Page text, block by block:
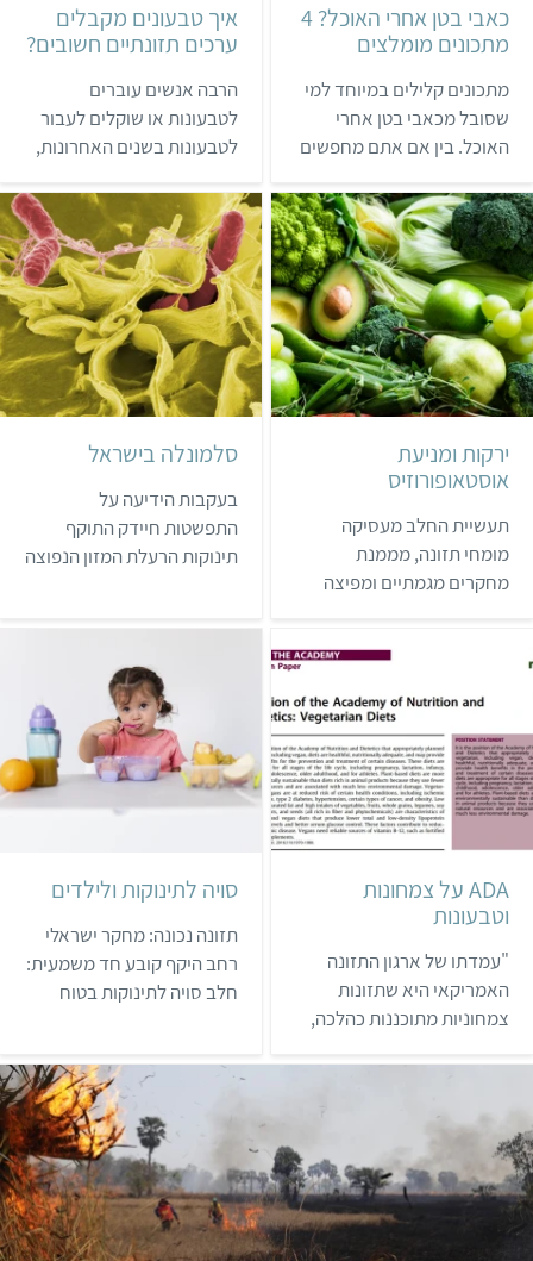
כאלטרנ…
כאבי בטן אחרי האוכל? 4
מתכונים מומלצים
מתכונים קלילים במיוחד למי
שסובל מכאבי בטן אחרי
האוכל. בין אם אתם מחפשים
תוספת מרעננת- תמצאו
אותה כאן
איך טבעונים מקבלים
ערכים תזונתיים חשובים?
הרבה אנשים עוברים
לטבעונות או שוקלים לעבור
לטבעונות בשנים האחרונות,
זה הדבר הכי נכון לבעלי
החיים, כדור הארץ ובני
האדם. אך יש כאלה שעדיין
מהססים, מחשש להפסיד
ערכים תזונתיים חשובים.
אנחנו מקווים שאחרי
שתקראו את הכתבה הזאת,
כבר תדעו שאפשר להשיג את
בתזונה טבעו…
ירקות ומניעת
אוסטאופורוזיס
תעשיית החלב מעסיקה
מומחי תזונה, מממנת
מחקרים מגמתיים ומפיצה
בעיקר ממוצרי חלב. מידע זה
מחלחל אל סמכויות תזונה
שאמורות להיות נייטרליות,
ומשם מגיע אל הציבור
התמים. על רקע זה, כל שינוי
גישה בגופים שמחוץ לתעשייה
ראוי לציון.
סלמונלה בישראל
בעקבות הידיעה על
התפשטות חיידק התוקף
תינוקות הרעלת המזון הנפוצה
ובעלי-חיים, כאשר הסימן
הקליני העיקרי הוא דלקת
בדרכי העיכול. שכיחות
המחלה בישראל גדלה
בהתמדה בשנים האחרונות,
ורגישים לה במיוחד ילדים עד
ADA על צמחונות
וטבעונות
"עמדתו של ארגון התזונה
האמריקאי היא שתזונות
צמחוניות מתוכננות כהלכה,
תזונתית, ועשויות לספק
יתרונות בריאותיים במניעת
מחלות מסוימות ובטיפול בהן.
תזונות צמחוניות מתוכננות
סויה לתינוקות ולילדים
תזונה נכונה: מחקר ישראלי
רחב היקף קובע חד משמעית:
חלב סויה לתינוקות בטוח